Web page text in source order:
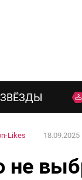
ЗВЁЗДЫ
Likes 18.09.2025
не